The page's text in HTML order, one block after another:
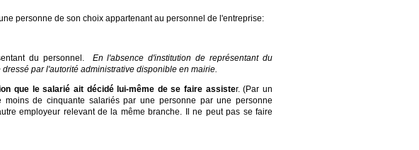
personne de son choix appartenant au personnel de l'entreprise:
du personnel. En l'absence d'institution de représentant du
par l'autorité administrative disponible en mairie.
que le salarié ait décidé lui-même de se faire assister. (Par un
de cinquante salariés par une personne par une personne
employeur relevant de la même branche. Il ne peut pas se faire